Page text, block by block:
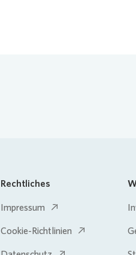
Rechtliches
Impressum
Cookie-Richtlinien